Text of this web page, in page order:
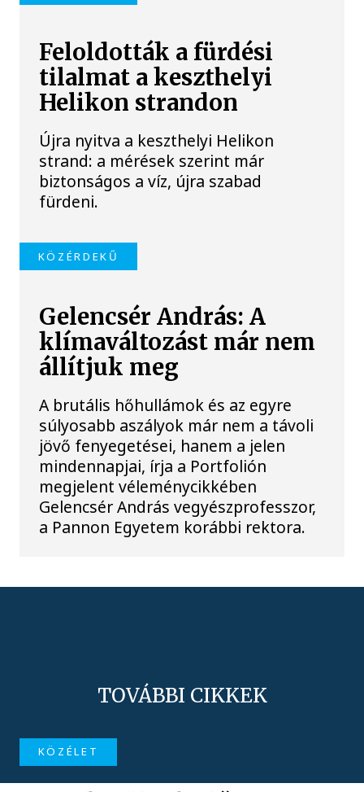
Feloldották a fürdési
tilalmat a keszthelyi
Helikon strandon
Újra nyitva a keszthelyi Helikon
strand: a mérések szerint már
biztonságos a víz, újra szabad
fürdeni.
KÖZÉRDEKŰ
Gelencsér András: A
klímaváltozást már nem
állítjuk meg
A brutális hőhullámok és az egyre
súlyosabb aszályok már nem a távoli
jövő fenyegetései, hanem a jelen
mindennapjai, írja a Portfolión
megjelent véleménycikkében
Gelencsér András vegyészprofesszor,
a Pannon Egyetem korábbi rektora.
TOVÁBBI CIKKEK
KÖZÉLET